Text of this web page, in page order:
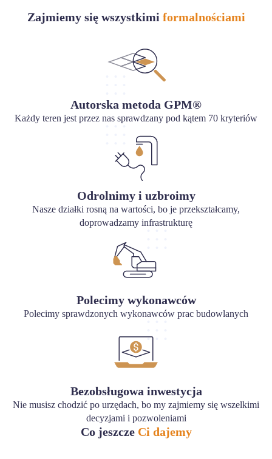
Zajmiemy się wszystkimi formalnościami
Autorska metoda GPM®
Każdy teren jest przez nas sprawdzany pod kątem 70 kryteriów
Odrolnimy i uzbroimy
Nasze działki rosną na wartości, bo je przekształcamy,
doprowadzamy infrastrukturę
Polecimy wykonawców
Polecimy sprawdzonych wykonawców prac budowlanych
Bezobsługowa inwestycja
Nie musisz chodzić po urzędach, bo my zajmiemy się wszelkimi
decyzjami i pozwoleniami
Co jeszcze Ci dajemy